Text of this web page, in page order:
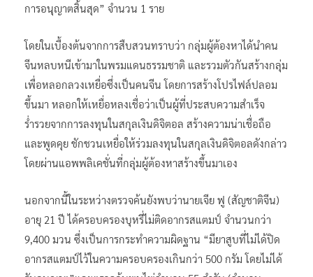
การอนุญาตสิ้นสุด” จำนวน 1 ราย
โดยในเบื้องต้นจากการสืบสวนทราบว่า กลุ่มผู้ต้องหาได้นำคน
จีนหลบหนีเข้ามาในพรมแดนธรรมชาติ และรวมตัวกันสร้างกลุ่ม
เพื่อหลอกลวงเหยื่อซึ่งเป็นคนจีน โดยการสร้างโปรไฟล์ปลอม
ขึ้นมา หลอกให้เหยื่อหลงเชื่อว่าเป็นผู้ที่ประสบความสำเร็จ
ร่ำรวยจากการลงทุนในสกุลเงินดิจิตอล สร้างความน่าเชื่อถือ
และพูดคุย ชักชวนเหยื่อให้ร่วมลงทุนในสกุลเงินดิจิตอลดังกล่าว
โดยผ่านแอพพลิเคชั่นที่กลุ่มผู้ต้องหาสร้างขึ้นมาเอง
นอกจากนี้ในระหว่างตรวจค้นยังพบว่านายเจีย ฟู (สัญชาติจีน)
อายุ 21 ปี ได้ครอบครองบุหรี่ไม่ติดอากรสแตมป์ จำนวนกว่า
9,400 มวน ซึ่งเป็นการกระทำความผิดฐาน “มียาสูบที่ไม่ได้ปิด
อากรสแตมป์ไว้ในความครอบครองเกินกว่า 500 กรัม โดยไม่ได้